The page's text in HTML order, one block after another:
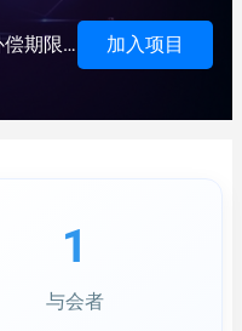
开发并商业化一个模块化发电厂,利用电解从水中产生出绿色氢,储存后再用燃料电池转换成电力. 对远地设施,居民楼和工业企业自主供电解决方案,补偿期限可达5年. 加入项目
1
与会者